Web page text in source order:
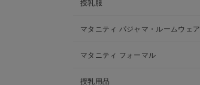
授乳服
マタニティ パジャマ・ルームウェア
マタニティ フォーマル
授乳用品